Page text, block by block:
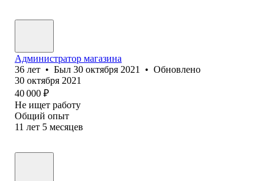
Администратор магазина
36 лет • Был 30 октября 2021 • Обновлено
30 октября 2021
40 000 ₽
Не ищет работу
Общий опыт
11 лет 5 месяцев